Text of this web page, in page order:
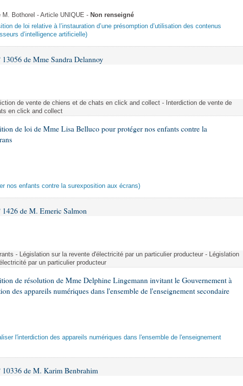
M. Bothorel - Article UNIQUE - Non renseigné
de loi relative à l’instauration d’une présomption d’utilisation des contenus
d’intelligence artificielle)
13056 de Mme Sandra Delannoy
de vente de chiens et de chats en click and collect - Interdiction de vente de
en click and collect
de loi de Mme Lisa Belluco pour protéger nos enfants contre la
nos enfants contre la surexposition aux écrans)
1426 de M. Emeric Salmon
- Législation sur la revente d'électricité par un particulier producteur - Législation
par un particulier producteur
de résolution de Mme Delphine Lingemann invitant le Gouvernement à
des appareils numériques dans l'ensemble de l'enseignement secondaire
l'interdiction des appareils numériques dans l'ensemble de l'enseignement
10336 de M. Karim Benbrahim